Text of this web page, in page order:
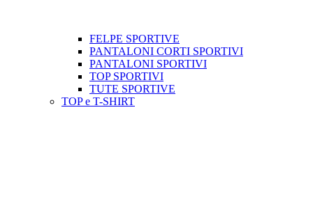
FELPE SPORTIVE
PANTALONI CORTI SPORTIVI
PANTALONI SPORTIVI
TOP SPORTIVI
TUTE SPORTIVE
TOP e T-SHIRT